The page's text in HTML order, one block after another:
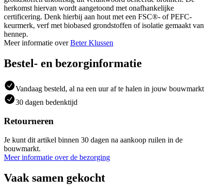
herkomst hiervan wordt aangetoond met onafhankelijke
certificering. Denk hierbij aan hout met een FSC®- of PEFC-
keurmerk, verf met biobased grondstoffen of isolatie gemaakt van
hennep.
Meer informatie overBeter Klussen
Bestel- en bezorginformatie
Vandaag besteld, al na een uur af te halen in jouw bouwmarkt
30 dagen bedenktijd
Retourneren
Je kunt dit artikel binnen 30 dagen na aankoop ruilen in de
bouwmarkt.
Meer informatie over de bezorging
Vaak samen gekocht